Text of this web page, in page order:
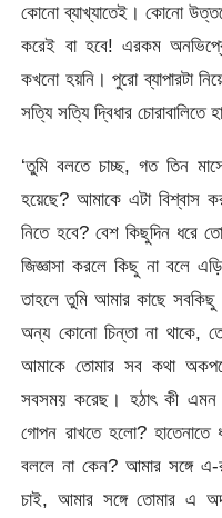
কোনো ব্যাখ্যাতেই। কোনো
করেই বা হবে! এরকম
কখনো হয়নি। পুরো ব্যাপারটা
সত্যি সত্যি দ্বিধার চোরাবালিতে
‘তুমি বলতে চাচ্ছ, গত তিন
হয়েছে? আমাকে এটা বিশ্বাস
নিতে হবে? বেশ কিছুদিন ধরে
জিজ্ঞাসা করলে কিছু না বলে
তাহলে তুমি আমার কাছে
অন্য কোনো চিন্তা না থাকে,
আমাকে তোমার সব কথা
সবসময় করেছ। হঠাৎ কী
গোপন রাখতে হলো?
বললে না কেন? আমার সঙ্গে
চাই, আমার সঙ্গে তোমার এ